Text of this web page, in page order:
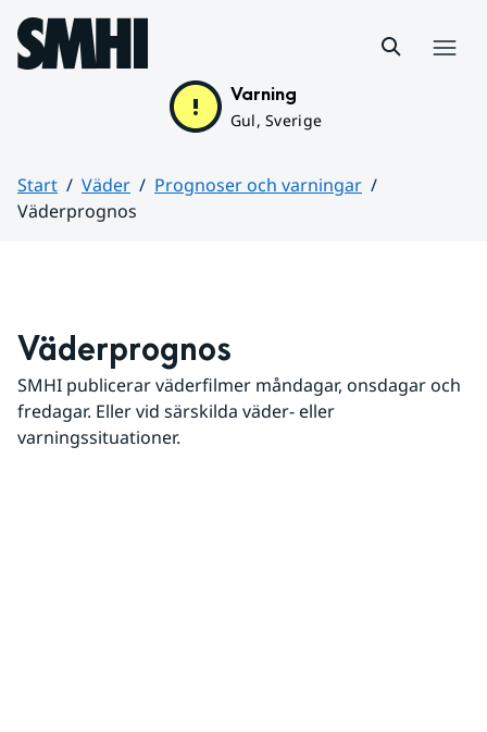
Hoppa till sidans innehåll
Varning
Gul, Sverige
Start Väder
Prognoser och varningar
Väderprognos
Väderprognos
SMHI publicerar väderfilmer måndagar, onsdagar och
fredagar. Eller vid särskilda väder- eller
varningssituationer.